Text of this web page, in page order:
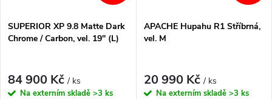
SUPERIOR XP 9.8 Matte Dark
Chrome / Carbon, vel. 19" (L)
84 900 Kč/ ks
Na externím skladě >3 ks
APACHE Hupahu R1 Stříbrná,
vel. M
20 990 Kč/ ks
Na externím skladě >3 ks